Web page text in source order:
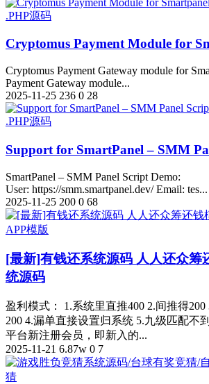
.PHP源码
Cryptomus Payment Module for
Cryptomus Payment Gateway module for
Payment Gateway module...
2025-11-25 236 0 28
.PHP源码
Support for SmartPanel – SMM
SmartPanel – SMM Panel Script Demo:
User: https://smm.smartpanel.dev/ Email: tes...
2025-11-25 200 0 68
APP模版
[最新]有钱还系统源码 人人还众筹
统源码
盈利模式： 1.系统里直推400 2.间推得
200 4.漏单直接设置归系统 5.九级匹配不
平台新注册会员，即新入的...
2025-11-21 6.87w 0 7